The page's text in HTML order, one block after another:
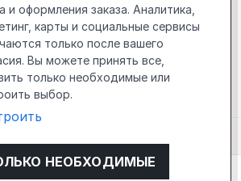
В корзину
и оформления заказа. Аналитика,
карты и социальные сервисы
только после вашего
Вы можете принять все,
только необходимые или
выбор.
НЕОБХОДИМЫЕ